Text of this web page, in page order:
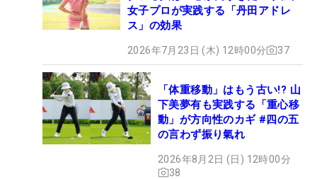
女子プロが実践する「丹田アドレ
ス」の効果
2026年7月23日 (木) 12時00分 37
「体重移動」はもう古い!? 山
下美夢有も実践する「重心移
動」が方向性のカギ #四の五
の言わず振り氣れ
2026年8月2日 (日) 12時00分
38